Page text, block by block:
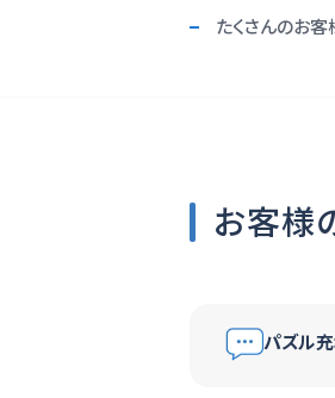
たくさんのお
お客様
パズル充